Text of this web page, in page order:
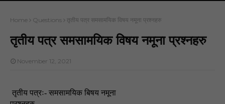
Home Questions तृतीय पत्र समसामयिक विषय नमूना प्रश्नहरु
तृतीय पत्र समसामयिक विषय नमूना प्रश्नहरु
November 12, 2021
तृतीय पत्रः- समसामयिक बिषय नमूना